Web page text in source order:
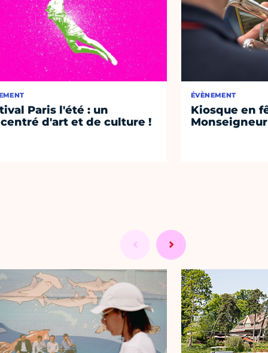
Paris l'été : un
d'art et de culture !
ÉVÈNEMENT
Kiosque en